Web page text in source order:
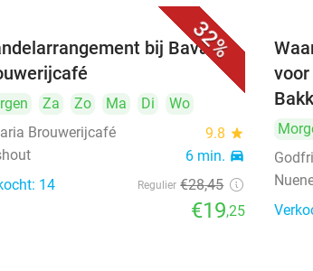
32%
bij Bavaria
Za Zo Ma Di
Wo
Brouwerijcafé
9.8 star
6 min. directions_car
14 Regulier €28,45
€19,25
voor